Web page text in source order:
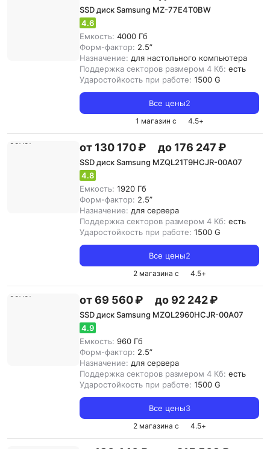
SSD диск Samsung MZ-77E4T0BW
4.6
Емкость: 4000 Гб
Форм-фактор: 2.5”
Назначение: для настольного компьютера
Поддержка секторов размером 4 Кб: есть
Ударостойкость при работе: 1500 G
Все цены2
1 магазин с 4.5+
от 130 170 ₽ до 176 247 ₽
SSD диск Samsung MZQL21T9HCJR-00A07
4.8
Емкость: 1920 Гб
Форм-фактор: 2.5”
Назначение: для сервера
Поддержка секторов размером 4 Кб: есть
Ударостойкость при работе: 1500 G
Все цены2
2 магазина с 4.5+
от 69 560 ₽ до 92 242 ₽
SSD диск Samsung MZQL2960HCJR-00A07
4.9
Емкость: 960 Гб
Форм-фактор: 2.5”
Назначение: для сервера
Поддержка секторов размером 4 Кб: есть
Ударостойкость при работе: 1500 G
Все цены3
2 магазина с 4.5+